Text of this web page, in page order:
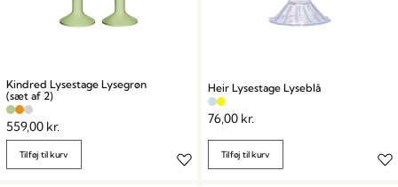
Kindred Lysestage Lysegrøn
(sæt af 2)
559,00 kr.
Tilføj til kurv
Heir Lysestage Lyseblå
76,00 kr.
Tilføj til kurv